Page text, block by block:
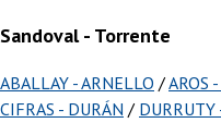
Sandoval - Torrente
ABALLAY - ARNELLO /AROS
CIFRAS - DURÁN / DURRUTY